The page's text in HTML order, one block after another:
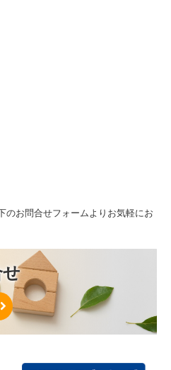
のお問合せフォームよりお気軽にお
せ